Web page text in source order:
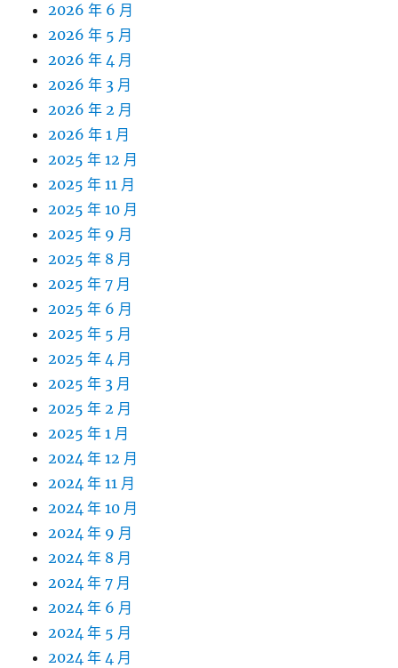
2026 年 6 月
2026 年 5 月
2026 年 4 月
2026 年 3 月
2026 年 2 月
2026 年 1 月
2025 年 12 月
2025 年 11 月
2025 年 10 月
2025 年 9 月
2025 年 8 月
2025 年 7 月
2025 年 6 月
2025 年 5 月
2025 年 4 月
2025 年 3 月
2025 年 2 月
2025 年 1 月
2024 年 12 月
2024 年 11 月
2024 年 10 月
2024 年 9 月
2024 年 8 月
2024 年 7 月
2024 年 6 月
2024 年 5 月
2024 年 4 月